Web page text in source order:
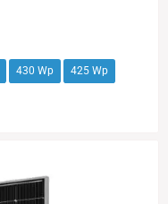
430 Wp 425 Wp